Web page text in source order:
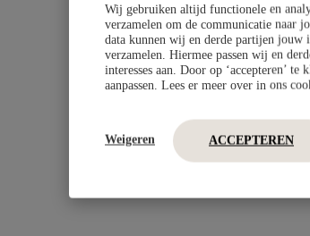
Wij gebruiken altijd functionele en
verzamelen om de communicatie naar
data kunnen wij en derde partijen jouw
verzamelen. Hiermee passen wij en
interesses aan. Door op ‘accepteren’
aanpassen. Lees er meer over in ons
Weigeren ACCEPTEREN